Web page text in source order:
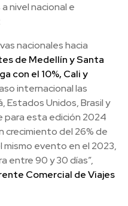
nivel nacional e
nacionales hacia
de Medellín y Santa
con el 10%, Cali y
internacional las
Estados Unidos, Brasil y
para esta edición 2024
crecimiento del 26% de
mismo evento en el 2023,
entre 90 y 30 días”,
Comercial de Viajes